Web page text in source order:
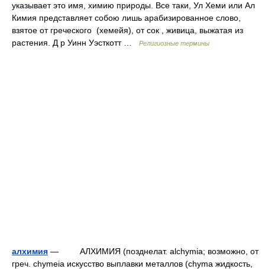
указывает это имя, химию природы. Все таки, Ул Хеми или Ал
Кимия представляет собою лишь арабизированное слово,
взятое от греческого (хемейя), от сок , живица, выжатая из
растения. Д р Уинн Уэсткотт …
Религиозные термины
алхимия — АЛХИМИЯ (позднелат. alchymia; возможно, от
греч. chymeia искусство выплавки металлов (chyma жидкость,